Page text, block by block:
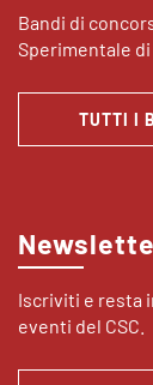
Bandi di
Sperimentale
TUTTI I
Iscriviti e resta
eventi del CSC.